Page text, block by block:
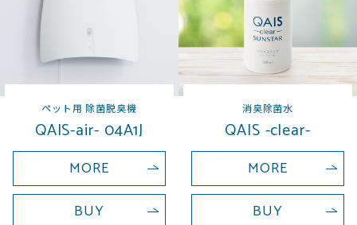
ペット用 除菌脱臭機
QAIS-air- 04A1J
MORE
BUY
消臭除菌水
QAIS -clear-
MORE
BUY